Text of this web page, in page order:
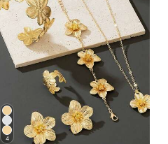
4